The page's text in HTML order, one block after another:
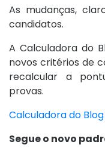
As mudanças,
candidatos.
A Calculadora do
novos critérios de
recalcular a
provas.
Calculadora do Blog
Segue o novo